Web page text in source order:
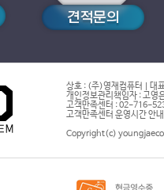
상호 : (주)영재컴퓨터 | 대
개인정보관리책임자 : 고영
고객만족센터 : 02-716-
고객만족센터 운영시간 안
Copyright(c)